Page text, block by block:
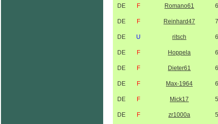
DE F Romano61
DE F Reinhard47
DE U ritsch
DE F Hoppela
DE F Dieter61
DE F Max-1964
DE F Mick17
DE F zr1000a